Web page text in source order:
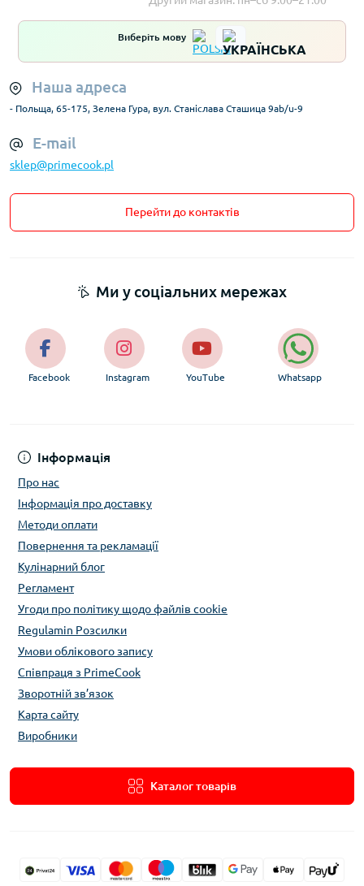
Виберіть мову
Наша адреса
- Польща, 65-175, Зелена Гура, вул. Станіслава Сташица 9ab/u-9
E-mail
sklep@primecook.pl
Перейти до контактів
Інформація
Про нас
Інформація про доставку
Методи оплати
Повернення та рекламації
Кулінарний блог
Регламент
Угоди про політику щодо файлів cookie
Regulamin Розсилки
Умови облікового запису
Співпраця з PrimeCook
Зворотній зв’язок
Карта сайту
Виробники
Каталог товарів
Ми у соціальних мережах
Facebook Instagram YouTube Whatsapp